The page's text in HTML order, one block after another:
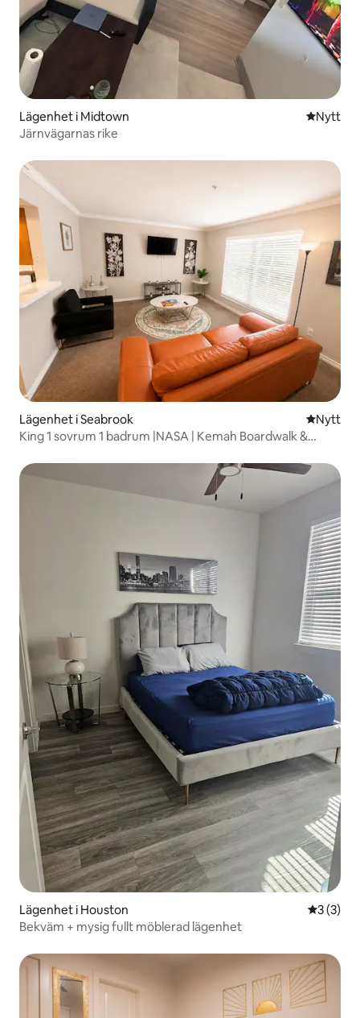
Lägenhet i Midtown NyttNytt
Järnvägarnas rike
Lägenhet i Seabrook NyttNytt
King 1 sovrum 1 badrum |NASA | Kemah Boardwalk &
Lägenhet i Houston 3 av 5 i
3 (3)
Bekväm + mysig fullt möblerad lägenhet